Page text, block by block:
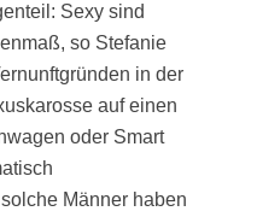
Sexy sind
so Stefanie
in der
auf einen
oder Smart
Männer haben